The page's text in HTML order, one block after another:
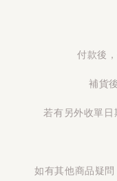
付款後
補貨
若有另外收單
如有其他商品疑問